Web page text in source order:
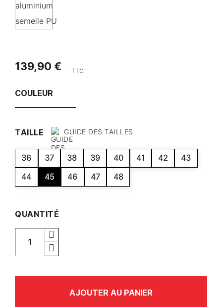
139,90 € TTC
COULEUR
TAILLE GUIDE DES TAILLES
36 37 38 39 40 41 42
43
44
45 46 47 48
QUANTITÉ
AJOUTER AU PANIER